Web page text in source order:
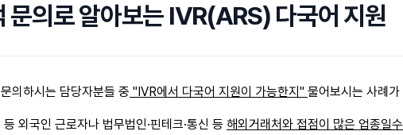
문의로 알아보는 IVR(ARS) 다국어 지원
의하시는 담당자분들 중 "IVR에서 다국어 지원이 가능한지" 물어보시는 사례
등 외국인 근로자나 법무법인·핀테크·통신 등 해외거래처와 접점이 많은 업종일